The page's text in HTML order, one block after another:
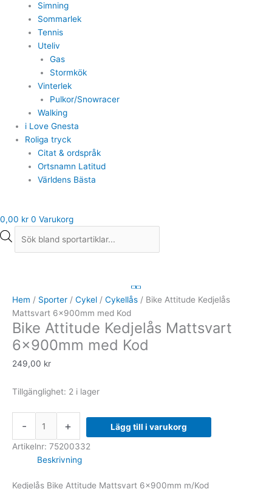
Simning
Sommarlek
Tennis
Uteliv
Gas
Stormkök
Vinterlek
Pulkor/Snowracer
Walking
i Love Gnesta
Roliga tryck
Citat & ordspråk
Ortsnamn Latitud
Världens Bästa
0,00 kr 0 Varukorg
Hem / Sporter / Cykel / Cykellås / Bike Attitude Kedjelås
Mattsvart 6x900mm med Kod
Bike Attitude Kedjelås Mattsvart
6x900mm med Kod
249,00 kr
Tillgänglighet: 2 i lager
-
Kedjelås
Mattsvart
6x900mm
med
Kod
mängd
+ Lägg till i varukorg
Artikelnr: 75200332
Beskrivning
Kedjelås Bike Attitude Mattsvart 6x900mm m/Kod